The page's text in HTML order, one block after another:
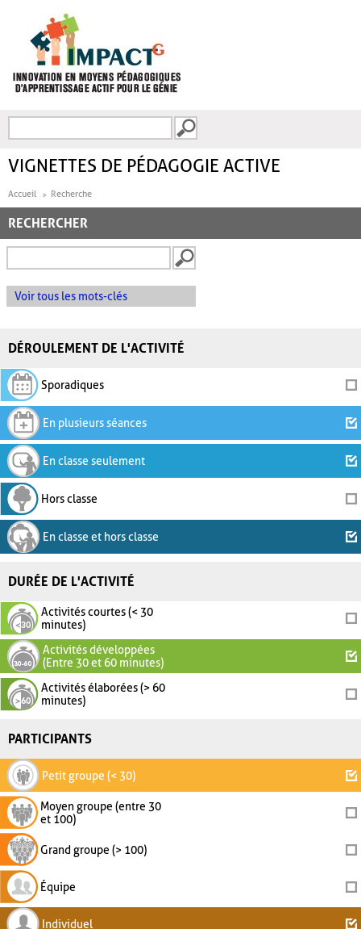
FORMULAIRE DE
VIGNETTES DE PÉDAGOGIE ACTIVE
Accueil Recherche
RECHERCHER
Voir tous les mots-clés
DÉROULEMENT DE L'ACTIVITÉ
Sporadiques
En plusieurs séances
En classe seulement
Hors classe
En classe et hors classe
DURÉE DE L'ACTIVITÉ
Activités courtes (< 30
minutes)
Activités développées
(Entre 30 et 60 minutes)
Activités élaborées (> 60
minutes)
PARTICIPANTS
Petit groupe (< 30)
Moyen groupe (entre 30
et 100)
Grand groupe (> 100)
Équipe
Individuel